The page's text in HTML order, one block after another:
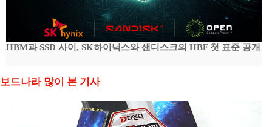
HBM과 SSD 사이, SK하이닉스와 샌디스크의 HBF 첫 표준 공개
보드나라 많이 본 기사